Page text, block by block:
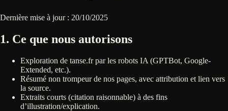
Dernière mise à jour : 20/10/2025
1. Ce que nous autorisons
Exploration de tanse.fr par les robots IA (GPTBot, Google-
Extended, etc.).
Résumé non trompeur de nos pages, avec attribution et lien vers
la source.
Extraits courts (citation raisonnable) à des fins
d’illustration/explication.